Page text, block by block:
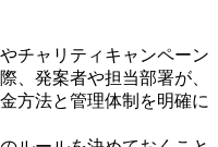
チャリティキャンペーン
、発案者や担当部署が、
方法と管理体制を明確に